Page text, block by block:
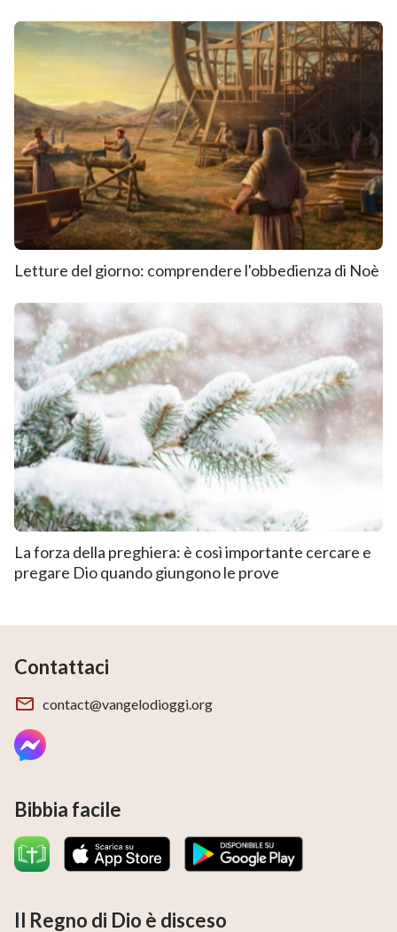
Letture del giorno: comprendere l'obbedienza di Noè
La forza della preghiera: è così importante cercare e
pregare Dio quando giungono le prove
Contattaci
contact@vangelodioggi.org
Bibbia facile
Il Regno di Dio è disceso